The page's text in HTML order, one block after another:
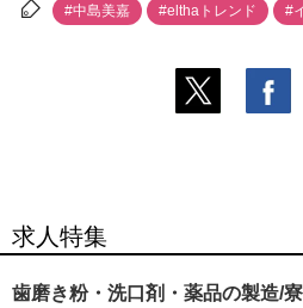
#中島美嘉 #elthaトレンド #
求人特集
歯磨き粉・洗口剤・薬品の製造/